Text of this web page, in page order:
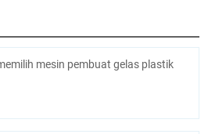
mesin pembuat gelas plastik